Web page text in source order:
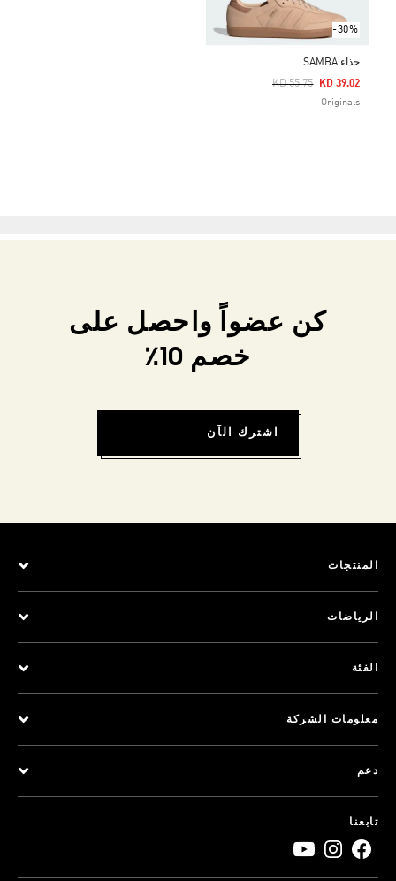
-30%
حذاء SAMBA
Price Reduced From
KD 55.75
To KD 39.02
Originals
كن عضواً واحصل على
خصم 10٪
اشترك الآن
المنتجات
الرياضات
الفئة
معلومات الشركة
دعم
تابعنا